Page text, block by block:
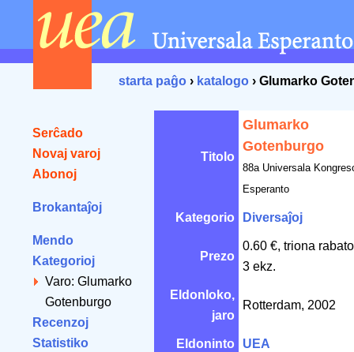
starta paĝo › katalogo › Glumarko
Serĉado
Novaj varoj
Abonoj
Brokantaĵoj
Mendo
Kategorioj
Varo: Glumarko
Gotenburgo
Recenzoj
Statistiko
Titolo
Glumarko
Gotenburgo
88a Universala
Esperanto
Kategorio Diversaĵoj
Prezo
0.60 €, triona
3 ekz.
Eldonloko,
jaro
Rotterdam, 2002
Eldoninto UEA